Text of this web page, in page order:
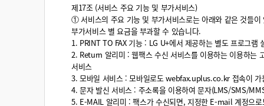
제17조 (서비스 주요 기능 및 부가서비스)
① 서비스의 주요 기능 및 부가서비스로는 아래와 같은 것들
부가서비스 별 요금을 부과할 수 있습니다.
1. PRINT TO FAX 기능 : LG U+에서 제공하는 별도 프로그
2. Return 알리미 : 웹팩스 수신 서비스를 이용하는 이용하는
서비스
3. 모바일 서비스 : 모바일로도 webfax.uplus.co.kr 접속이
4. 문자 발신 서비스 : 주소록을 이용하여 문자(LMS/SMS/
5. E-MAIL 알리미 : 팩스가 수신되면, 지정한 E-mail 계정으